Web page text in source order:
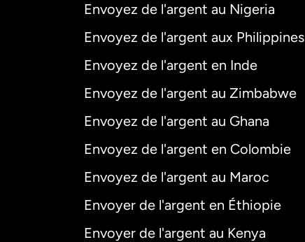
Envoyez de l'argent au Nigeria
Envoyez de l'argent aux Philippines
Envoyez de l'argent en Inde
Envoyez de l'argent au Zimbabwe
Envoyez de l'argent au Ghana
Envoyez de l'argent en Colombie
Envoyez de l'argent au Maroc
Envoyer de l'argent en Éthiopie
Envoyer de l'argent au Kenya